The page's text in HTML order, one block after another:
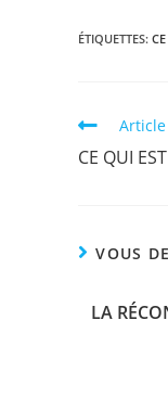
ÉTIQUETTES:
CE QUI
VOUS
LA